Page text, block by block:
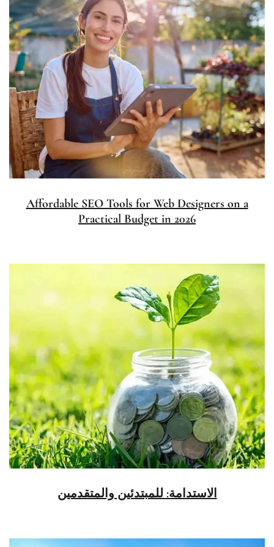
Affordable SEO Tools for Web Designers on a
Practical Budget in 2026
الاستدامة: للمبتدئين والمتقدمين